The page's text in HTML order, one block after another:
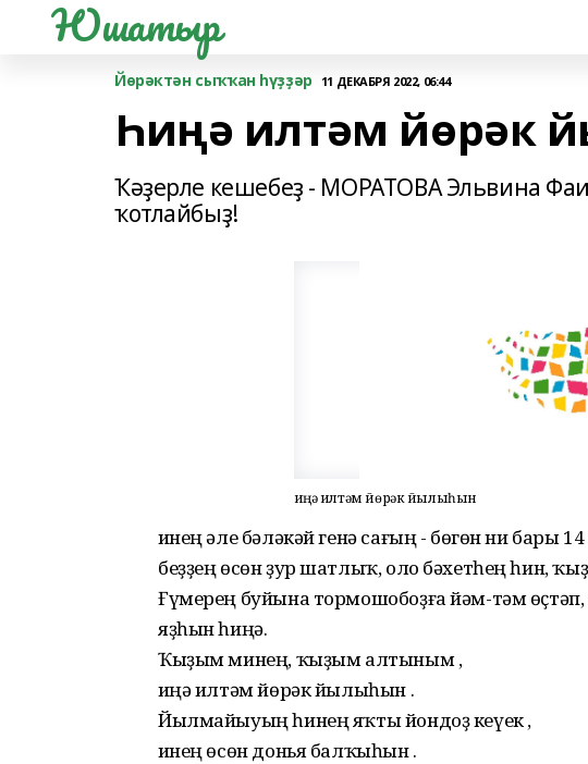
Юшатыр
Йөрәктән сыҡҡан һүҙҙәр 11 ДЕКАБРЯ 2022, 06:44
Һиңә илтәм йөрәк
Ҡәҙерле кешебеҙ - МОРАТОВА Эльвина
ҡотлайбыҙ!
Һиңә илтәм йөрәк йылыһын
Һинең әле бәләкәй генә сағың - бөгөн ни бары
беҙҙең өсөн ҙур шатлыҡ, оло бәхетһең һин,
Ғүмерең буйына тормошобоҙға йәм-тәм
яҙһын һиңә.
Ҡыҙым минең, ҡыҙым алтыным ,
Һиңә илтәм йөрәк йылыһын .
Йылмайыуың һинең яҡты йондоҙ кеүек ,
Һинең өсөн донья балҡыһын .